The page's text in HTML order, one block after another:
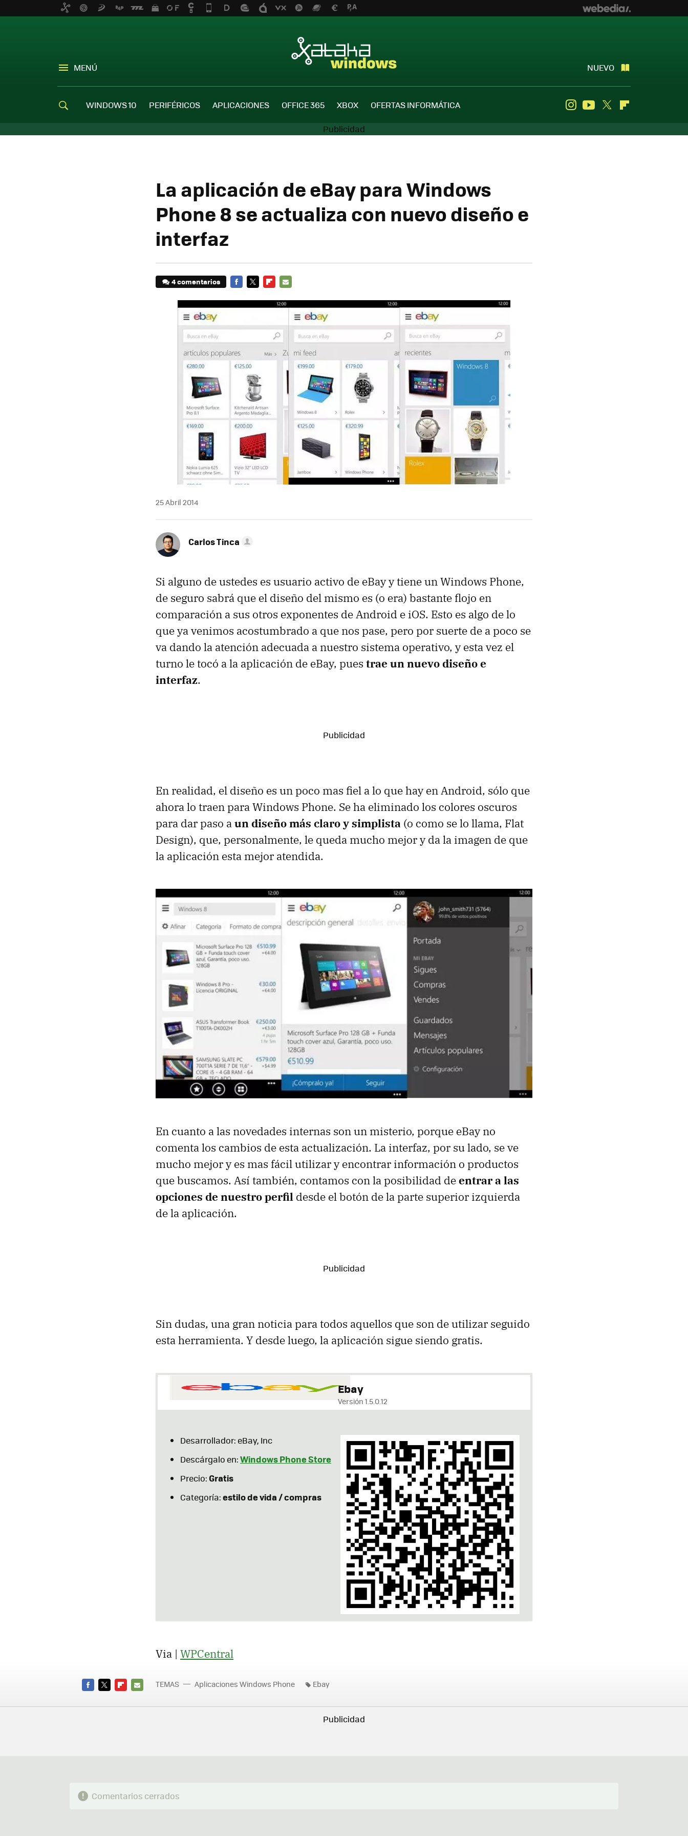
MENÚ NUEVO
WINDOWS 10 PERIFÉRICOS APLICACIONES OFFICE 365 XBOX OFERTAS INFORMÁTICA InstagramYoutube
Twitter
La aplicación de eBay para Windows
Phone 8 se actualiza con nuevo diseño e
interfaz
4 comentarios
MAIL
25 Abril 2014
Carlos Tinca
Si alguno de ustedes es usuario activo de eBay y tiene un Windows Phone,
de seguro sabrá que el diseño del mismo es (o era) bastante flojo en
comparación a sus otros exponentes de Android e iOS. Esto es algo de lo
que ya venimos acostumbrado a que nos pase, pero por suerte de a poco se
va dando la atención adecuada a nuestro sistema operativo, y esta vez el
turno le tocó a la aplicación de eBay, pues trae un nuevo diseño e
interfaz.
En realidad, el diseño es un poco mas fiel a lo que hay en Android, sólo que
ahora lo traen para Windows Phone. Se ha eliminado los colores oscuros
para dar paso aun diseño más claro y simplista (o como se lo llama, Flat
Design), que, personalmente, le queda mucho mejor y da la imagen de que
la aplicación esta mejor atendida.
En cuanto a las novedades internas son un misterio, porque eBay no
comenta los cambios de esta actualización. La interfaz, por su lado, se ve
mucho mejor y es mas fácil utilizar y encontrar información o productos
que buscamos. Así también, contamos con la posibilidad deentrar a las
opciones de nuestro perfil desde el botón de la parte superior izquierda
de la aplicación.
Sin dudas, una gran noticia para todos aquellos que son de utilizar seguido
esta herramienta. Y desde luego, la aplicación sigue siendo gratis.
Ebay
Versión 1.5.0.12
Desarrollador: eBay, Inc
Descárgalo en:Windows Phone Store
Precio:Gratis
Categoría:estilo de vida / compras
Via | WPCentral
MAIL
TEMAS Aplicaciones Windows Phone Ebay
Comentarios cerrados